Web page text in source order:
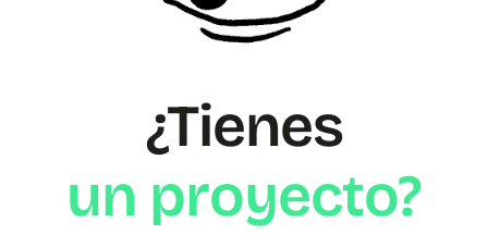
¿Tienes
un proyecto?